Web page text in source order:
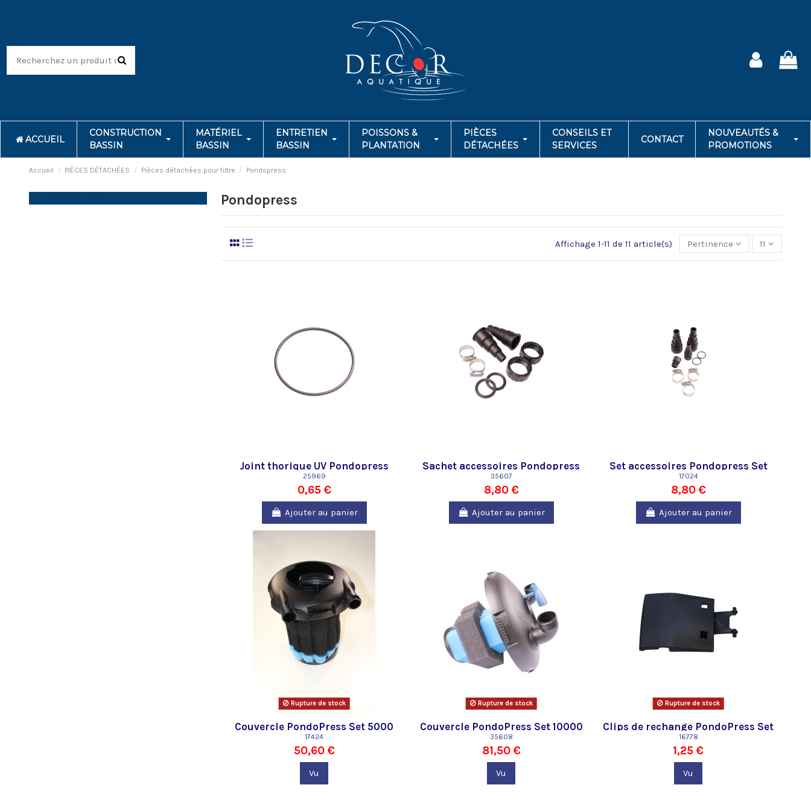
ACCUEIL
CONSTRUCTION
BASSIN
MATÉRIEL
BASSIN
ENTRETIEN
BASSIN
POISSONS &
PLANTATION
PIÈCES
DÉTACHÉES
CONSEILS ET
SERVICES
CONTACT
NOUVEAUTÉS &
PROMOTIONS
Accueil PIÈCES DÉTACHÉES Pièces détachées pour filtre Pondopress
Pondopress
Affichage 1-11 de 11 article(s) Pertinence 11
Joint thorique UV Pondopress
Pontec
25969
0,65 €
Ajouter au panier
Sachet accessoires Pondopress
35607
8,80 €
Ajouter au panier
Set accessoires Pondopress Set
5000
17024
8,80 €
Ajouter au panier
Rupture de stock
Couvercle PondoPress Set 5000
17424
50,60 €
Vu
Rupture de stock
Couvercle PondoPress Set 10000
Pontec
35608
81,50 €
Vu
Rupture de stock
Clips de rechange PondoPress Set
5000
16778
1,25 €
Vu